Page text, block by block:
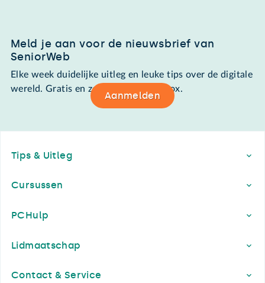
Meld je aan voor de nieuwsbrief van
SeniorWeb
Elke week duidelijke uitleg en leuke tips over de digitale
wereld. Gratis en zomaar in de mailbox.
Aanmelden
Tips & Uitleg
Cursussen
PCHulp
Lidmaatschap
Contact & Service